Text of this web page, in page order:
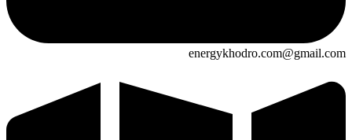
energykhodro.com@gmail.com